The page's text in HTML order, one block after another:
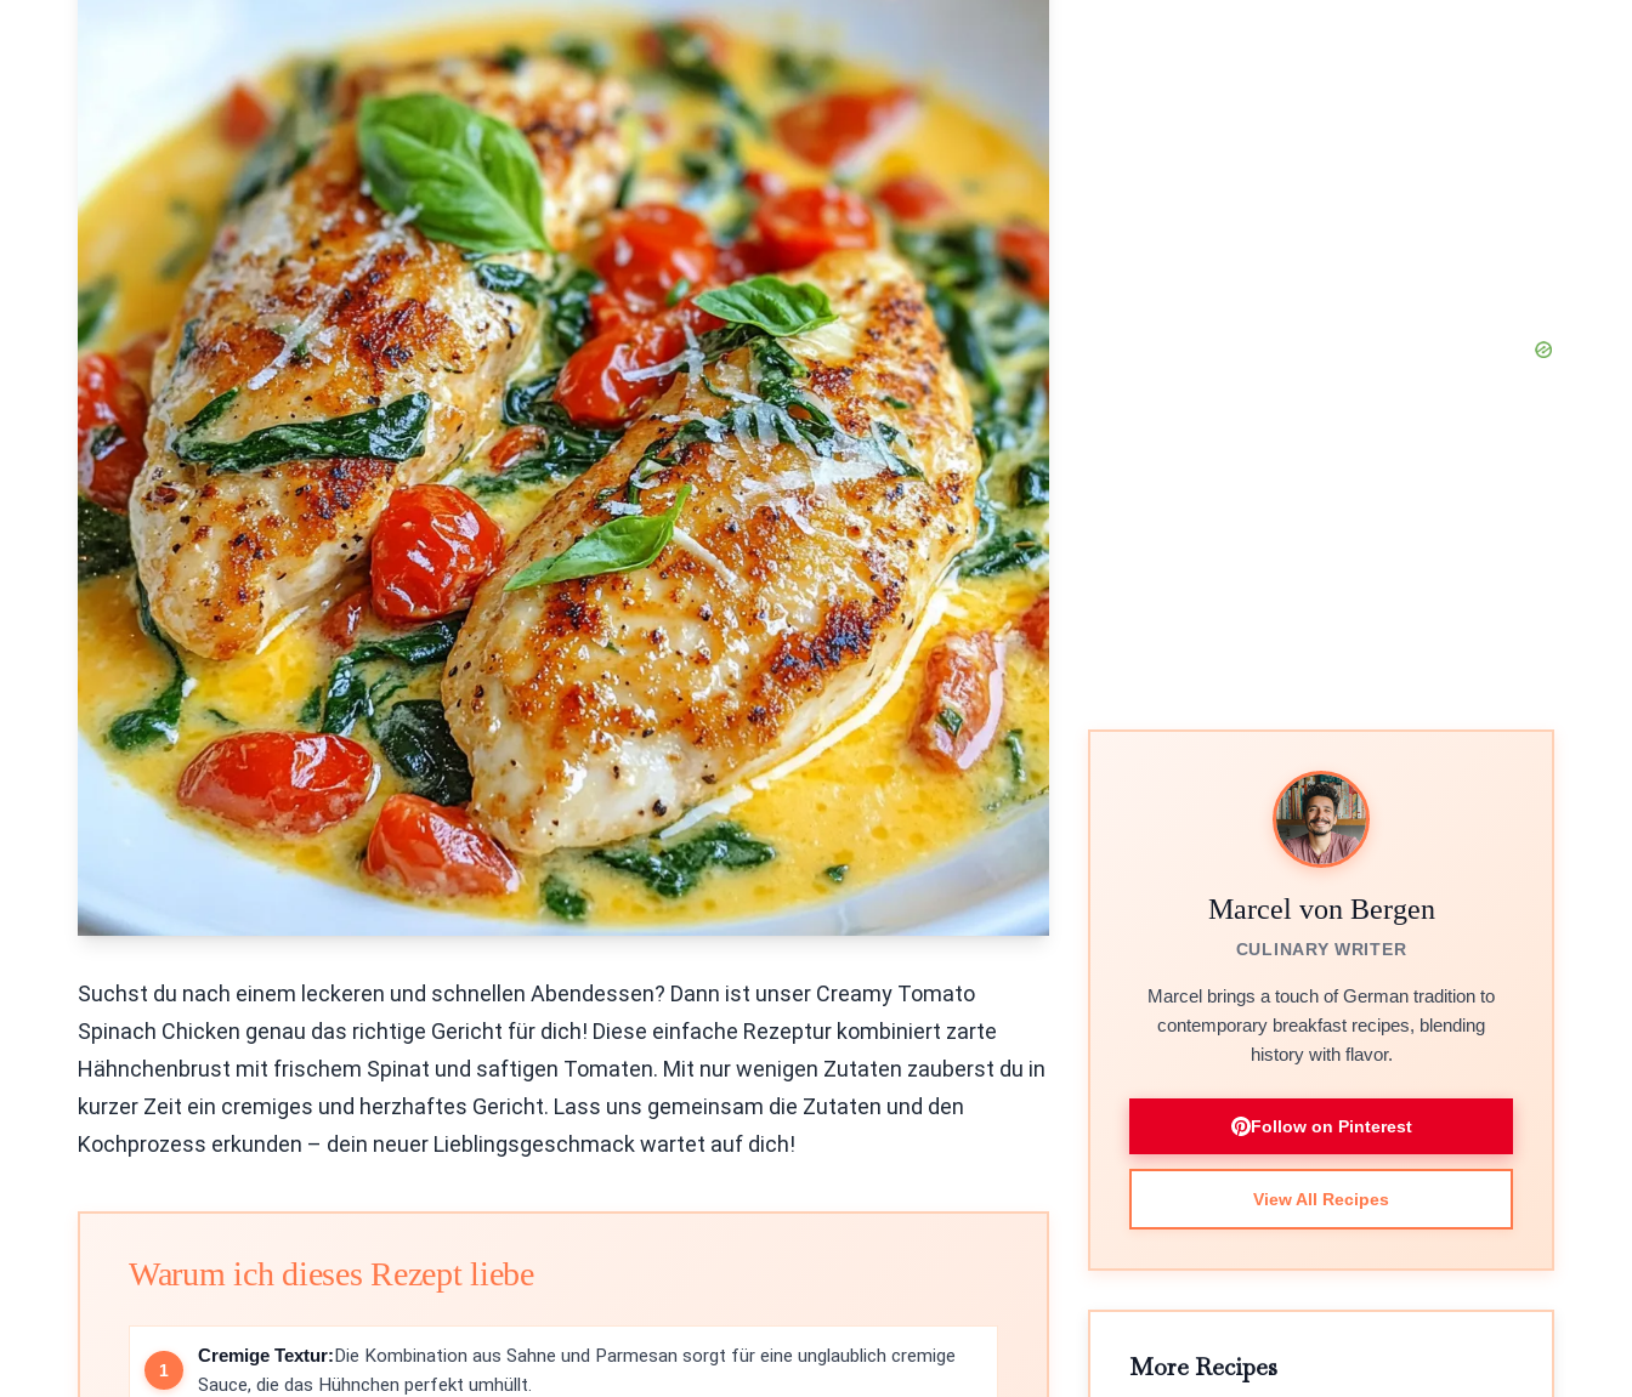
Suchst du nach einem leckeren und schnellen Abendessen? Dann ist unser Creamy Tomato
Spinach Chicken genau das richtige Gericht für dich! Diese einfache Rezeptur kombiniert zarte
Hähnchenbrust mit frischem Spinat und saftigen Tomaten. Mit nur wenigen Zutaten zauberst du in
kurzer Zeit ein cremiges und herzhaftes Gericht. Lass uns gemeinsam die Zutaten und den
Kochprozess erkunden – dein neuer Lieblingsgeschmack wartet auf dich!
Warum ich dieses Rezept liebe
Cremige Textur:Die Kombination aus Sahne und Parmesan sorgt für eine unglaublich cremige
Sauce, die das Hühnchen perfekt umhüllt.
Marcel von Bergen
CULINARY WRITER
Marcel brings a touch of German tradition to
contemporary breakfast recipes, blending
history with flavor.
Follow on Pinterest
View All Recipes
More Recipes